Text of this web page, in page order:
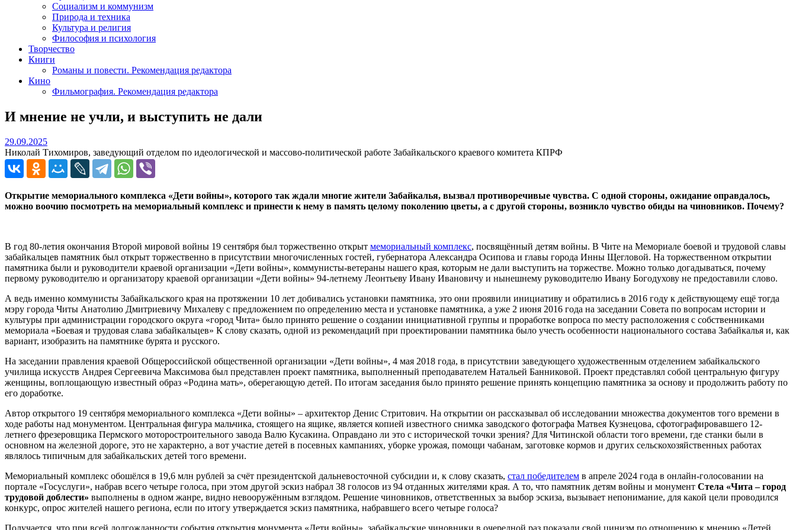
Социализм и коммунизм
Природа и техника
Культура и религия
Философия и психология
Творчество
Книги
Романы и повести. Рекомендация редактора
Кино
Фильмография. Рекомендация редактора
И мнение не учли, и выступить не дали
29.09.202529.09.2025
Николай Тихомиров, заведующий отделом по идеологической и массово-политической работе Забайкальского краевого комитета КПРФ
Открытие мемориального комплекса «Дети войны», которого так ждали многие жители Забайкалья, вызвал противоречивые чувства. С одной стороны, ожидание оправдалось,
можно воочию посмотреть на мемориальный комплекс и принести к нему в память целому поколению цветы, а с другой стороны, возникло чувство обиды на чиновников. Почему?
В год 80-летия окончания Второй мировой войны 19 сентября был торжественно открыт мемориальный комплекс, посвящённый детям войны. В Чите на Мемориале боевой и трудовой славы
забайкальцев памятник был открыт торжественно в присутствии многочисленных гостей, губернатора Александра Осипова и главы города Инны Щегловой. На торжественном открытии
памятника были и руководители краевой организации «Дети войны», коммунисты-ветераны нашего края, которым не дали выступить на торжестве. Можно только догадываться, почему
первому руководителю и организатору краевой организации «Дети войны» 94-летнему Леонтьеву Ивану Ивановичу и нынешнему руководителю Ивану Богодухову не предоставили слово.
А ведь именно коммунисты Забайкальского края на протяжении 10 лет добивались установки памятника, это они проявили инициативу и обратились в 2016 году к действующему ещё тогда
мэру города Читы Анатолию Дмитриевичу Михалеву с предложением по определению места и установке памятника, а уже 2 июня 2016 года на заседании Совета по вопросам истории и
культуры при администрации городского округа «город Чита» было принято решение о создании инициативной группы и проработке вопроса по месту расположения с собственниками
мемориала «Боевая и трудовая слава забайкальцев» К слову сказать, одной из рекомендаций при проектировании памятника было учесть особенности национального состава Забайкалья и, как
вариант, изобразить на памятнике бурята и русского.
На заседании правления краевой Общероссийской общественной организации «Дети войны», 4 мая 2018 года, в присутствии заведующего художественным отделением забайкальского
училища искусств Андрея Сергеевича Максимова был представлен проект памятника, выполненный преподавателем Натальей Банниковой. Проект представлял собой центральную фигуру
женщины, воплощающую известный образ «Родина мать», оберегающую детей. По итогам заседания было принято решение принять концепцию памятника за основу и продолжить работу по
его доработке.
Автор открытого 19 сентября мемориального комплекса «Дети войны» – архитектор Денис Стритович. На открытии он рассказывал об исследовании множества документов того времени в
ходе работы над монументом. Центральная фигура мальчика, стоящего на ящике, является копией известного снимка заводского фотографа Матвея Кузнецова, сфотографировавшего 12-
летнего фрезеровщика Пермского моторостроительного завода Валю Кусакина. Оправдано ли это с исторической точки зрения? Для Читинской области того времени, где станки были в
основном на железной дороге, это не характерно, а вот участие детей в посевных кампаниях, уборке урожая, помощи чабанам, заготовке кормов и других сельскохозяйственных работах
являлось типичным для забайкальских детей того времени.
Мемориальный комплекс обошёлся в 19,6 млн рублей за счёт президентской дальневосточной субсидии и, к слову сказать, стал победителем в апреле 2024 года в онлайн-голосовании на
портале «Госуслуги», набрав всего четыре голоса, при этом другой эскиз набрал 38 голосов из 94 отданных жителями края. А то, что памятник детям войны и монумент Стела «Чита – город
трудовой доблести» выполнены в одном жанре, видно невооружённым взглядом. Решение чиновников, ответственных за выбор эскиза, вызывает непонимание, для какой цели проводился
конкурс, опрос жителей нашего региона, если по итогу утверждается эскиз памятника, набравшего всего четыре голоса?
Получается, что при всей долгожданности события открытия монумента «Дети войны», забайкальские чиновники в очередной раз показали свой цинизм по отношению к мнению «Детей